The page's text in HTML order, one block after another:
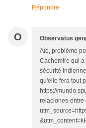
Répondre
O Observatus
Aïe, problème
Cachemire qui a
sécurité
qu'elle fera tout
https://
relaciones-